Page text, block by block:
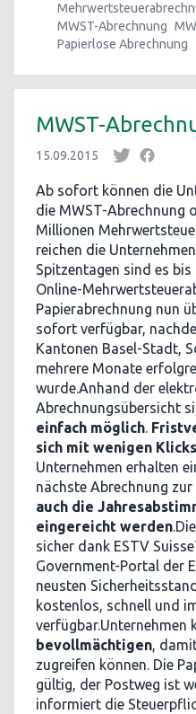
MWST-Abrechnung
Papierlose Abrechnung
MWST-
15.09.2015
Ab sofort können die
die MWST-Abrechnung
Millionen
reichen die
Spitzentagen sind es bis
Online-
Papierabrechnung nun
sofort verfügbar,
Kantonen Basel-Stadt,
mehrere Monate
wurde.Anhand der
Abrechnungsübersicht
einfach möglich.
sich mit wenigen
Unternehmen erhalten
nächste Abrechnung
auch die
eingereicht werden
sicher dank ESTV
Government-Portal der
neusten
kostenlos, schnell und
verfügbar.Unternehmen
bevollmächtigen,
zugreifen können. Die
gültig, der Postweg ist
informiert die